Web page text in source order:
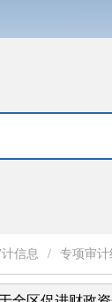
信息 / 专项审计